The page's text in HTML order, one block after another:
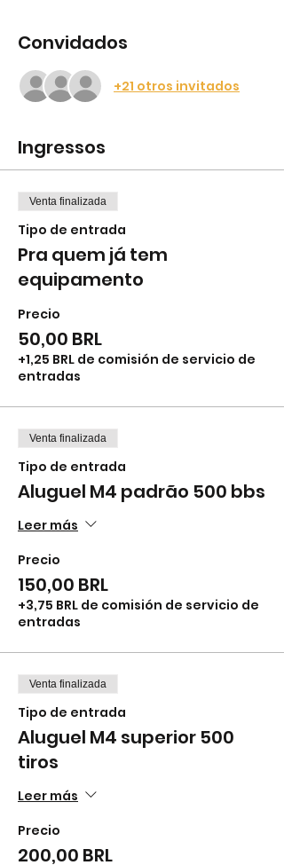
Convidados
+21 otros invitados
Ingressos
Venta finalizada
Tipo de entrada
Pra quem já tem
equipamento
Precio
50,00 BRL
+1,25 BRL de comisión de servicio de
entradas
Venta finalizada
Tipo de entrada
Aluguel M4 padrão 500 bbs
Leer más
Precio
150,00 BRL
+3,75 BRL de comisión de servicio de
entradas
Venta finalizada
Tipo de entrada
Aluguel M4 superior 500
tiros
Leer más
Precio
200,00 BRL